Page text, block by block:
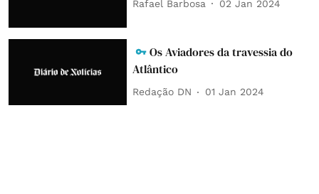
Rafael Barbosa 02 Jan 2024
Os Aviadores da travessia do
Atlântico
Redação DN 01 Jan 2024